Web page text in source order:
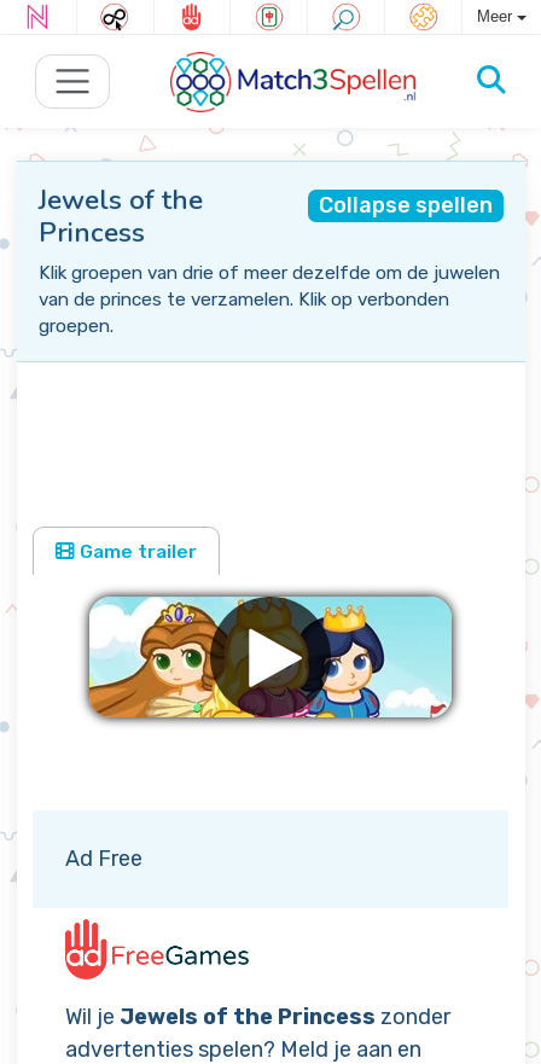
Meer
Collapse spellen
Jewels of the
Princess
Klik groepen van drie of meer dezelfde om de juwelen
van de princes te verzamelen. Klik op verbonden
groepen.
Game trailer
Ad Free
Wil je Jewels of the Princess zonder
advertenties spelen? Meld je aan en